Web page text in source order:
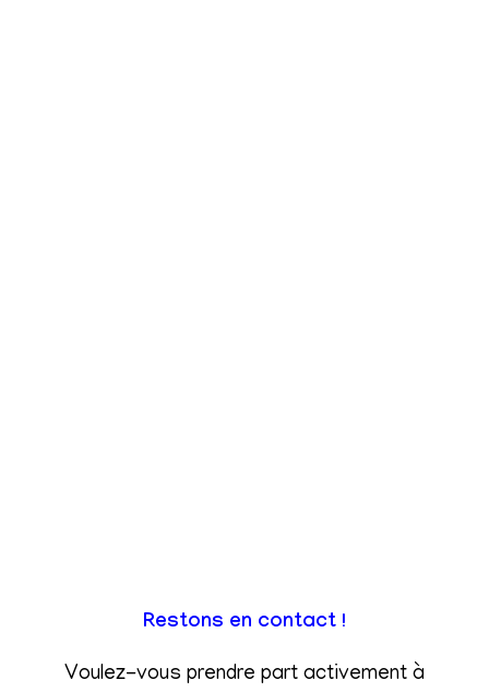
Restons en contact !
Voulez-vous prendre part activement à